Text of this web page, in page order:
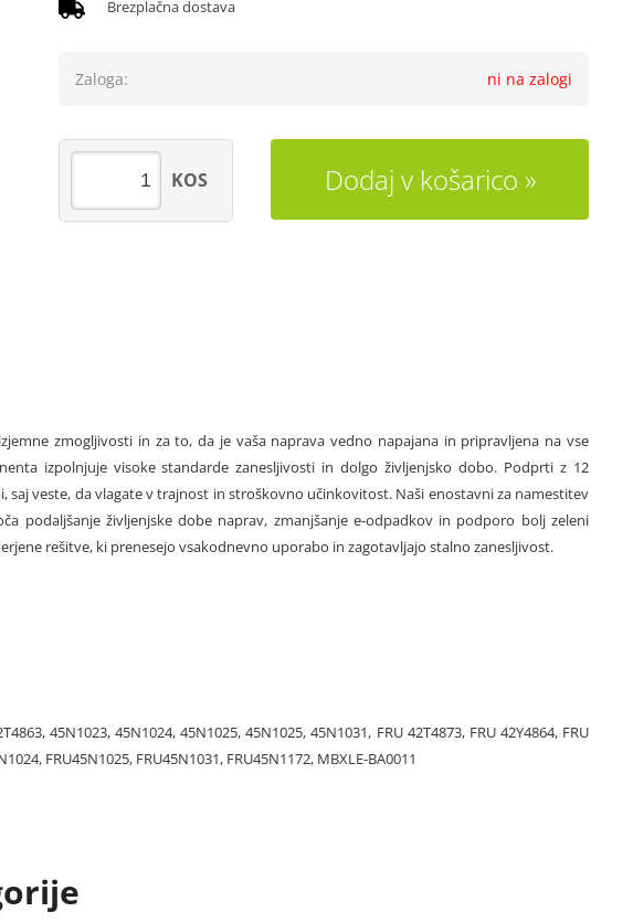
Brezplačna dostava
Zaloga: ni na zalogi
Dodaj v košarico
KOS
zmogljivosti in za to, da je vaša naprava vedno napajana in pripravljena na vse
izpolnjuje visoke standarde zanesljivosti in dolgo življenjsko dobo. Podprti z 12
veste, da vlagate v trajnost in stroškovno učinkovitost. Naši enostavni za namestitev
podaljšanje življenjske dobe naprav, zmanjšanje e-odpadkov in podporo bolj zeleni
rešitve, ki prenesejo vsakodnevno uporabo in zagotavljajo stalno zanesljivost.
45N1023, 45N1024, 45N1025, 45N1025, 45N1031, FRU 42T4873, FRU 42Y4864, FRU
FRU45N1025, FRU45N1031, FRU45N1172, MBXLE-BA0011